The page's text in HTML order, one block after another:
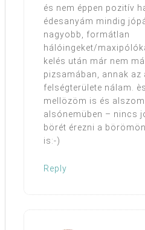
és nem éppen pozitív
édesanyám mindig
nagyobb, formátlan
hálóingeket/
kelés után már nem
pizsamában, annak az
felségterülete nálam.
mellözöm is és
alsónemüben – nincs
börét érezni a
is:-)
Reply